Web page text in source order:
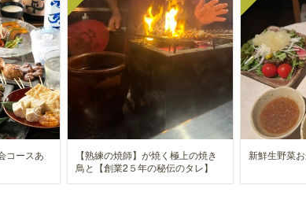
コースあ
【熟練の焼師】が焼く極上の焼き
鳥と【創業2５年の秘伝のタレ】
新鮮生野菜